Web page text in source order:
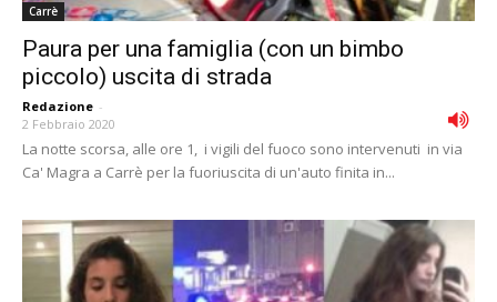
Carrè
Paura per una famiglia (con un bimbo
piccolo) uscita di strada
Redazione -
2 Febbraio 2020
La notte scorsa, alle ore 1, i vigili del fuoco sono intervenuti in via
Ca' Magra a Carrè per la fuoriuscita di un'auto finita in...